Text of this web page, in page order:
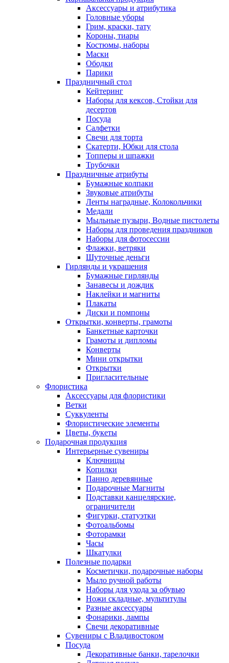
Аксессуары и атрибутика
Головные уборы
Грим, краски, тату
Короны, тиары
Костюмы, наборы
Маски
Ободки
Парики
Праздничный стол
Кейтеринг
Наборы для кексов, Стойки для
десертов
Посуда
Салфетки
Свечи для торта
Скатерти, Юбки для стола
Топперы и шпажки
Трубочки
Праздничные атрибуты
Бумажные колпаки
Звуковые атрибуты
Ленты наградные, Колокольчики
Медали
Мыльные пузыри, Водные пистолеты
Наборы для проведения праздников
Наборы для фотосессии
Флажки, ветряки
Шуточные деньги
Гирлянды и украшения
Бумажные гирлянды
Занавесы и дождик
Наклейки и магниты
Плакаты
Диски и помпоны
Открытки, конверты, грамоты
Банкетные карточки
Грамоты и дипломы
Конверты
Мини открытки
Открытки
Пригласительные
Флористика
Аксессуары для флористики
Ветки
Суккуленты
Флористические элементы
Цветы, букеты
Подарочная продукция
Интерьерные сувениры
Ключницы
Копилки
Панно деревянные
Подарочные Магниты
Подставки канцелярские,
ограничители
Фигурки, статуэтки
Фотоальбомы
Фоторамки
Часы
Шкатулки
Полезные подарки
Косметички, подарочные наборы
Мыло ручной работы
Наборы для ухода за обувью
Ножи складные, мультитулы
Разные аксессуары
Фонарики, лампы
Свечи декоративные
Сувениры с Владивостоком
Посуда
Декоративные банки, тарелочки